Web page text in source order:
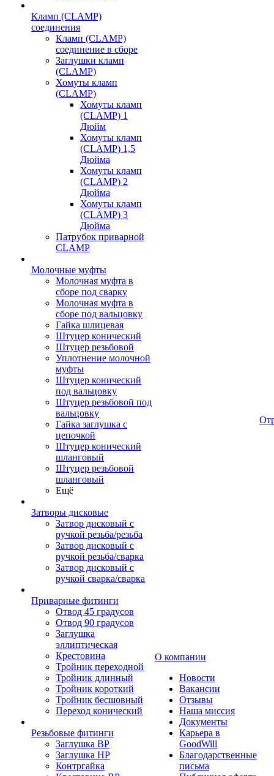
Кламп (CLAMP)
соединения
Кламп (CLAMP)
соединение в сборе
Заглушки кламп
(CLAMP)
Хомуты кламп
(CLAMP)
Хомуты кламп
(CLAMP) 1
Дюйм
Хомуты кламп
(CLAMP) 1,5
Дюйма
Хомуты кламп
(CLAMP) 2
Дюйма
Хомуты кламп
(CLAMP) 3
Дюйма
Патрубок приварной
CLAMP
Молочные муфты
Молочная муфта в
сборе под сварку
Молочная муфта в
сборе под вальцовку
Гайка шлицевая
Штуцер конический
Штуцер резьбовой
Уплотнение молочной
муфты
Штуцер конический
под вальцовку
Штуцер резьбовой под
вальцовку
Гайка заглушка с
цепочкой
Штуцер конический
шланговый
Штуцер резьбовой
шланговый
Ещё
Затворы дисковые
Затвор дисковый с
ручкой резьба/резьба
Затвор дисковый с
ручкой резьба/сварка
Затвор дисковый с
ручкой сварка/сварка
Приварные фитинги
Отвод 45 градусов
Отвод 90 градусов
Заглушка
эллиптическая
Крестовина
Тройник переходной
Тройник длинный
Тройник короткий
Тройник бесшовный
Переход конический
Резьбовые фитинги
Заглушка ВР
Заглушка НР
Контргайка
О компании
Новости
Вакансии
Отзывы
Наша миссия
Документы
Карьера в
GoodWill
Благодарственные
письма